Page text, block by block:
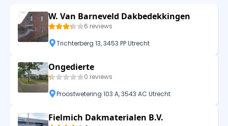
W. Van Barneveld Dakbedekkingen
6 reviews
Trichterberg 13, 3453 PP Utrecht
Ongedierte
0 reviews
Proostwetering 103 A, 3543 AC Utrecht
Fielmich Dakmaterialen B.V.